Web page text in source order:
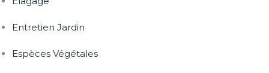
Entretien Jardin
Espèces Végétales